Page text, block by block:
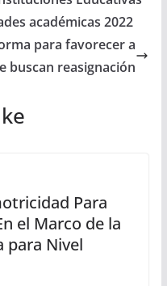
académicas 2022
para favorecer a
buscan reasignación
Para
el Marco de la
para Nivel